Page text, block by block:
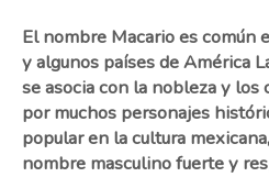
El nombre Macario es común
y algunos países de América
se asocia con la nobleza y
por muchos personajes
popular en la cultura
nombre masculino fuerte y